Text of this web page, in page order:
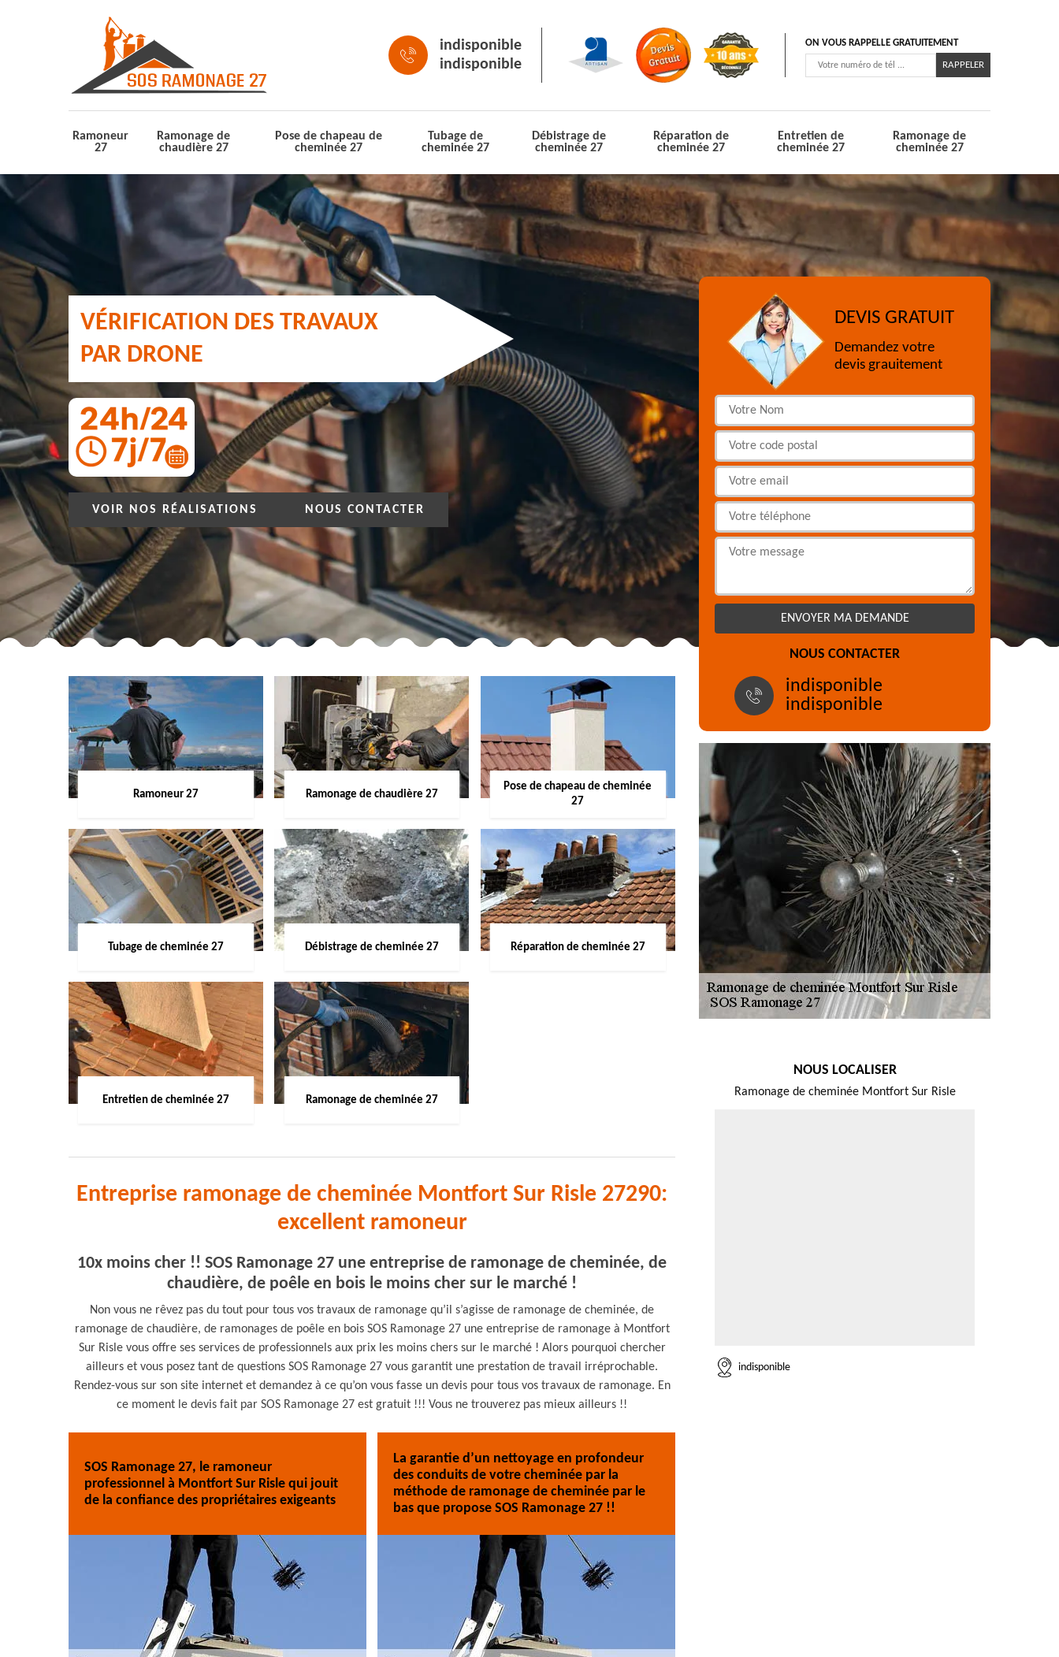
indisponible
indisponible
ON VOUS RAPPELLE GRATUITEMENT
Ramoneur
27
Ramonage de
chaudière 27
Pose de chapeau de
cheminée 27
Tubage de
cheminée 27
Débistrage de
cheminée 27
Réparation de
cheminée 27
Entretien de
cheminée 27
Ramonage de
cheminée 27
VÉRIFICATION DES TRAVAUX
PAR DRONE
VOIR NOS RÉALISATIONS NOUS CONTACTER
Ramoneur 27 Ramonage de chaudière 27
Pose de chapeau de cheminée
27
Tubage de cheminée 27 Débistrage de cheminée 27 Réparation de cheminée 27
Entretien de cheminée 27 Ramonage de cheminée 27
Entreprise ramonage de cheminée Montfort Sur Risle 27290:
excellent ramoneur
10x moins cher !! SOS Ramonage 27 une entreprise de ramonage de cheminée, de
chaudière, de poêle en bois le moins cher sur le marché !
Non vous ne rêvez pas du tout pour tous vos travaux de ramonage qu’il s’agisse de ramonage de cheminée, de
ramonage de chaudière, de ramonages de poêle en bois SOS Ramonage 27 une entreprise de ramonage à Montfort
Sur Risle vous offre ses services de professionnels aux prix les moins chers sur le marché ! Alors pourquoi chercher
ailleurs et vous posez tant de questions SOS Ramonage 27 vous garantit une prestation de travail irréprochable.
Rendez-vous sur son site internet et demandez à ce qu’on vous fasse un devis pour tous vos travaux de ramonage. En
ce moment le devis fait par SOS Ramonage 27 est gratuit !!! Vous ne trouverez pas mieux ailleurs !!
SOS Ramonage 27, le ramoneur
professionnel à Montfort Sur Risle qui jouit
de la confiance des propriétaires exigeants
La garantie d’un nettoyage en profondeur
des conduits de votre cheminée par la
méthode de ramonage de cheminée par le
bas que propose SOS Ramonage 27 !!
DEVIS GRATUIT
Demandez votre
devis grauitement
NOUS CONTACTER
indisponible
indisponible
NOUS LOCALISER
Ramonage de cheminée Montfort Sur Risle
indisponible